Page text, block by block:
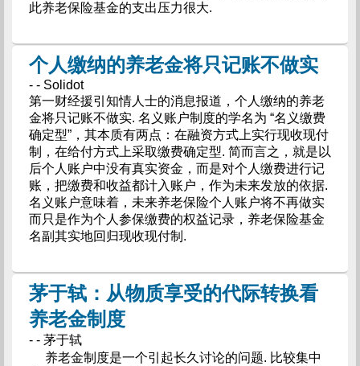
此养老保险基金的支出压力很大.
个人缴纳的养老金将只记账不做实
- - Solidot
第一财经援引知情人士的消息报道，个人缴纳的养老
金将只记账不做实. 名义账户制度的学名为 “名义缴费
确定型”，其本质有两点：在融资方式上实行现收现付
制，在给付方式上采取缴费确定型. 简而言之，就是以
后个人账户中没有真实资金，而是对个人缴费进行记
账，把缴费和收益都计入账户，作为未来发放的依据.
名义账户意味着，未来养老保险个人账户将不再做实
而只是作为个人参保缴费的权益记录，养老保险基金
名副其实地回归现收现付制.
茅于轼：从物质享受的代际转换看
养老金制度
- - 茅于轼
养老金制度是一个引起长久讨论的问题. 比较集中